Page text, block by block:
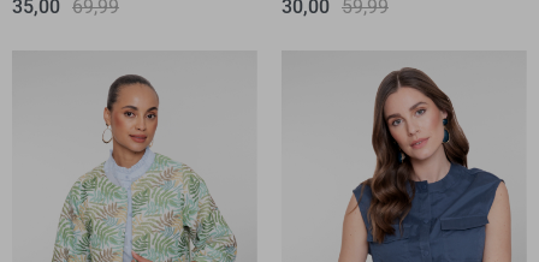
35,00 69,99
30,00 59,99